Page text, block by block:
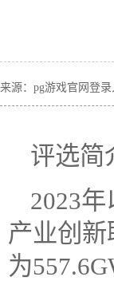
来源：pg游戏官网登录
评选简
2023
产业创
为